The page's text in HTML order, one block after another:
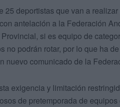
25 deportistas que van a
antelación a la Federación
si es equipo de
no podrán rotar, por lo que ha
nuevo comunicado de la
exigencia y limitación
de pretemporada de